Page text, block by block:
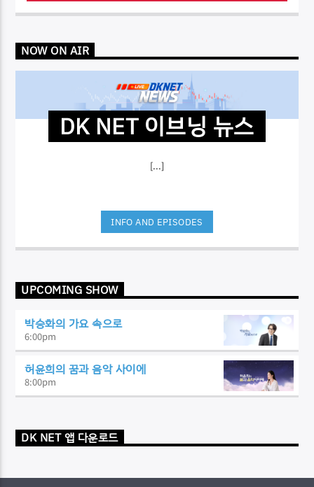
NOW ON AIR
DK NET 이브닝 뉴스
[...]
INFO AND EPISODES
UPCOMING SHOW
박승화의 가요 속으로
6:00pm
허윤희의 꿈과 음악 사이에
8:00pm
DK NET 앱 다운로드